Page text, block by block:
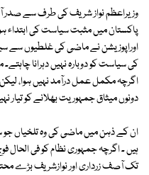
وزیراعظم نواز شریف کی طرف سے صدر
پاکستان میں مثبت سیاست کی ابتداء
کی سیاست کو دوبارہ نہیں دہرانا
اگرچہ مکمل عمل درآمد نہیں ہوا،
دونوں میثاق جمہوریت بھلانے کو تیار
ان کے ذہن میں ماضی کی وہ تلخیاں جو
ہیں ۔ اگرچہ جمہوری نظام کو فی الحال
تک آصف زرداری اور نوازشریف بڑے